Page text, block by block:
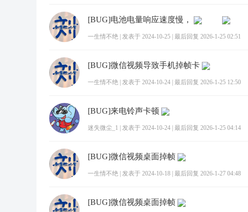
[BUG]电池电量响应速度慢，
一生情不绝 发表于 2024-10-25 最后回复 2026-1-25 02:51
[BUG]微信视频导致手机掉帧卡
一生情不绝 发表于 2024-10-24 最后回复 2026-1-25 12:50
[BUG]来电铃声卡顿
迷失微尘_1 发表于 2024-10-24 最后回复 2026-1-25 04:14
[BUG]微信视频桌面掉帧
一生情不绝 发表于 2024-10-18 最后回复 2026-1-27 04:48
[BUG]微信视频桌面掉帧